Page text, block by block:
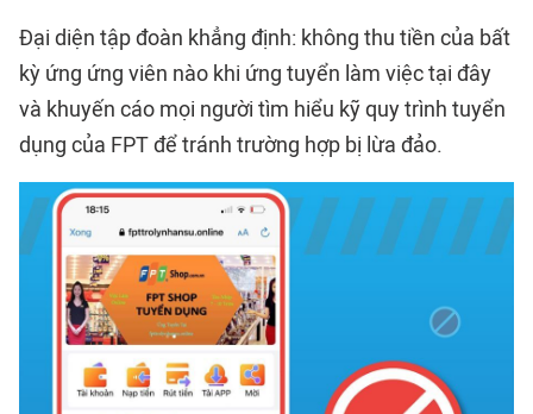
Đại diện tập đoàn khẳng định: không thu tiền của bất
kỳ ứng ứng viên nào khi ứng tuyển làm việc tại đây
và khuyến cáo mọi người tìm hiểu kỹ quy trình tuyển
dụng của FPT để tránh trường hợp bị lừa đảo.